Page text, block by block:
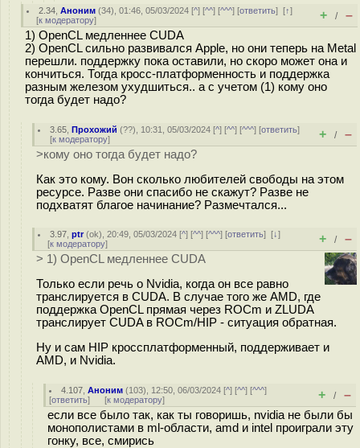
2.34 ,Аноним (34), 01:46, 05/03/2024 [^] [^^] [^^^] [ответить][↑]
[к модератору] + / –
1) OpenCL медленнее CUDA
2) OpenCL сильно развивался Apple, но они теперь на Metal
перешли. поддержку пока оставили, но скоро может она и
кончиться. Тогда кросс-платформенность и поддержка
разным железом ухудшиться.. а с учетом (1) кому оно
тогда будет надо?
3.65 ,Прохожий (??), 10:31, 05/03/2024 [^] [^^] [^^^] [ответить]
[к модератору] + / –
>кому оно тогда будет надо?
Как это кому. Вон сколько любителей свободы на этом
ресурсе. Разве они спасибо не скажут? Разве не
подхватят благое начинание? Размечтался...
3.97 ,ptr(ok), 20:49, 05/03/2024 [^] [^^] [^^^] [ответить][↓]
[к модератору] + / –
> 1) OpenCL медленнее CUDA
Только если речь о Nvidia, когда он все равно
транслируется в CUDA. В случае того же AMD, где
поддержка OpenCL прямая через ROCm и ZLUDA
транслирует CUDA в ROCm/HIP - ситуация обратная.
Ну и сам HIP кроссплатформенный, поддерживает и
AMD, и Nvidia.
4.107 ,Аноним (103), 12:50, 06/03/2024 [^] [^^] [^^^]
[ответить] [к модератору] + / –
если все было так, как ты говоришь, nvidia не были бы
монополистами в ml-области, amd и intel проиграли эту
гонку, все, смирись